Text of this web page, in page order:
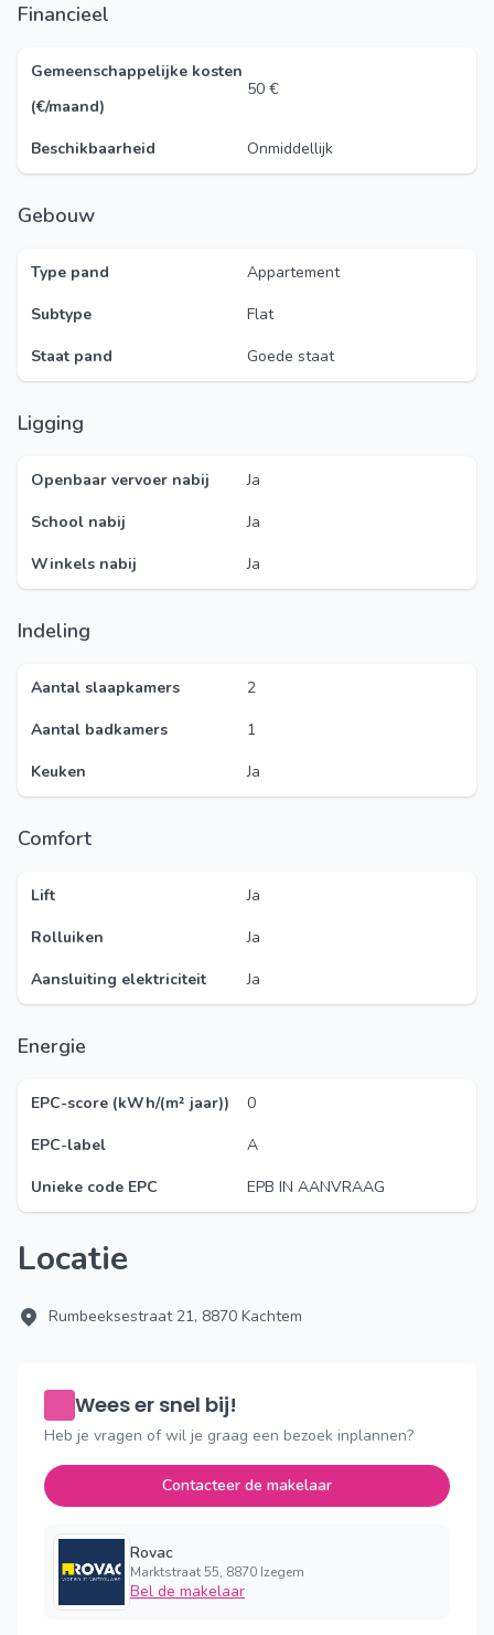
Financieel
Gemeenschappelijke kosten
(€/maand)
50 €
Beschikbaarheid Onmiddellijk
Gebouw
Type pand
Appartement
Subtype
Flat
Staat pand
Goede staat
Ligging
Openbaar vervoer nabij
Ja
School nabij
Ja
Winkels nabij
Ja
Indeling
Aantal slaapkamers
2
Aantal badkamers
1
Keuken
Ja
Comfort
Lift
Ja
Rolluiken
Ja
Aansluiting elektriciteit
Ja
Energie
EPC-score (kWh/(m² jaar))
0
EPC-label
A
Unieke code EPC
EPB IN AANVRAAG
Locatie
Rumbeeksestraat 21, 8870 Kachtem
Wees er snel bij!
Heb je vragen of wil je graag een bezoek inplannen?
Contacteer de makelaar
Rovac
Marktstraat 55, 8870 Izegem
Bel de makelaar